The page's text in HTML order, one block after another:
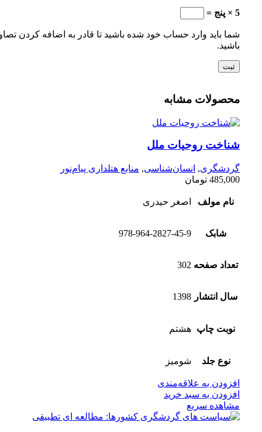
5 × پنج =
شما باید وارد حساب خود شده باشید تا قادر به اضافه کردن
باشید.
محصولات مشابه
شناخت روحیات ملل
گردشگری, انسان‌شناسی, منابع هتلداری پیام‌نور
485,000 تومان
نام مولف اصغر حیدری
شابک 978-964-2827-45-9
تعداد صفحه 302
سال انتشار 1398
نوبت چاپ هشتم
نوع جلد شومیز
افزودن به علاقه‌مندی
افزودن به سبد خرید
مشاهده سریع